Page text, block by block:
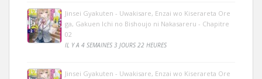
Jinsei Gyakuten - Uwakisare, Enzai wo Kiserareta Ore
ga, Gakuen Ichi no Bishoujo ni Nakasareru - Chapitre
02
IL Y A 4 SEMAINES 3 JOURS 22 HEURES
Jinsei Gyakuten - Uwakisare, Enzai wo Kiserareta Ore